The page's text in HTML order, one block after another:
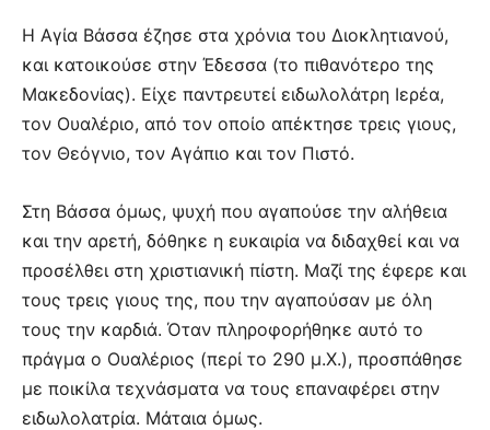
Η Αγία Βάσσα έζησε στα χρόνια του Διοκλητιανού,
και κατοικούσε στην Έδεσσα (το πιθανότερο της
Μακεδονίας). Είχε παντρευτεί ειδωλολάτρη Ιερέα,
τον Ουαλέριο, από τον οποίο απέκτησε τρεις γιους,
τον Θεόγνιο, τον Αγάπιο και τον Πιστό.
Στη Βάσσα όμως, ψυχή που αγαπούσε την αλήθεια
και την αρετή, δόθηκε η ευκαιρία να διδαχθεί και να
προσέλθει στη χριστιανική πίστη. Μαζί της έφερε και
τους τρεις γιους της, που την αγαπούσαν με όλη
τους την καρδιά. Όταν πληροφορήθηκε αυτό το
πράγμα ο Ουαλέριος (περί το 290 μ.Χ.), προσπάθησε
με ποικίλα τεχνάσματα να τους επαναφέρει στην
ειδωλολατρία. Μάταια όμως.